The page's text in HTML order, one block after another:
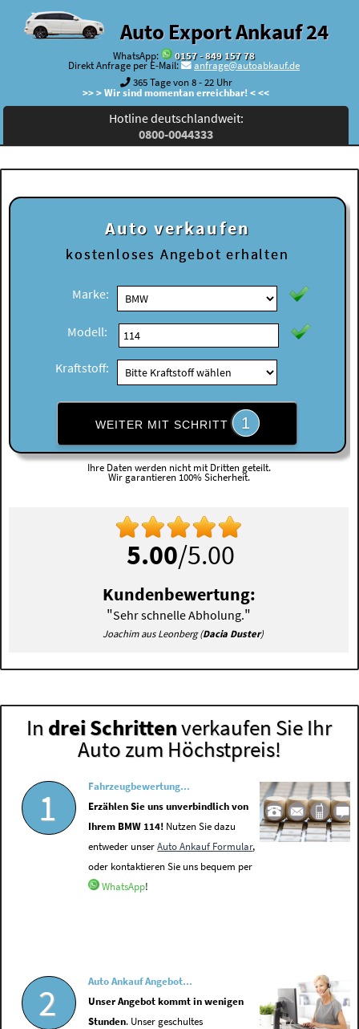
Auto Export Ankauf 24
WhatsApp:
0157 - 849 157 78
Direkt Anfrage per E-Mail:
anfrage@autoabkauf.de
365 Tage von 8 - 22 Uhr
>> > Wir sind momentan erreichbar! < <<
Hotline deutschlandweit:
0800-0044333
Auto verkaufen
kostenloses Angebot erhalten
Marke:
Modell:
Kraftstoff:
WEITER MIT SCHRITT 1
Ihre Daten werden nicht mit Dritten geteilt.
Wir garantieren 100% Sicherheit.
5.00/5.00
Kundenbewertung:
"Sehr schnelle Abholung."
Joachim aus Leonberg (Dacia Duster)
In drei Schrittenverkaufen Sie Ihr
Auto zum Höchstpreis!
1
Fahrzeugbewertung...
Erzählen Sie uns unverbindlich von
Ihrem BMW 114! Nutzen Sie dazu
entweder unserAuto Ankauf Formular,
oder kontaktieren Sie uns bequem per
WhatsApp!
2
Auto Ankauf Angebot...
Unser Angebot kommt in wenigen
Stunden. Unser geschultes